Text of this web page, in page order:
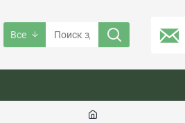
Все